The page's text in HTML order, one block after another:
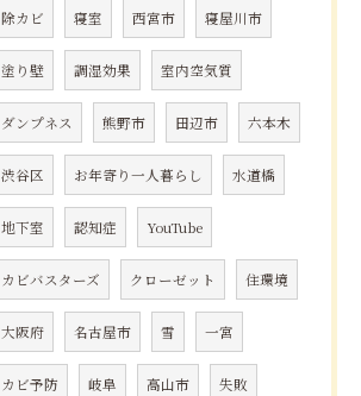
除カビ 寝室 西宮市 寝屋川市
塗り壁 調湿効果 室内空気質
ダンプネス 熊野市 田辺市 六本木
渋谷区 お年寄り一人暮らし 水道橋
地下室 認知症 YouTube
カビバスターズ クローゼット 住環境
大阪府 名古屋市 雪 一宮
カビ予防 岐阜 高山市 失敗